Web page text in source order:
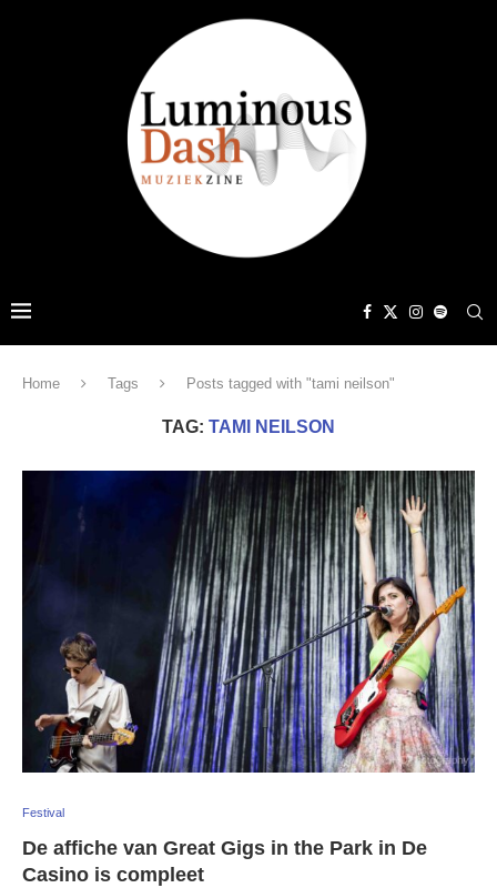
Home Tags Posts tagged with "tami neilson"
TAG: TAMI NEILSON
Festival
De affiche van Great Gigs in the Park in De
Casino is compleet